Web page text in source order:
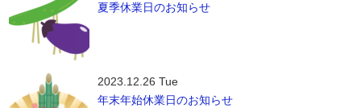
夏季休業日のお知らせ
2023.12.26 Tue
年末年始休業日のお知らせ